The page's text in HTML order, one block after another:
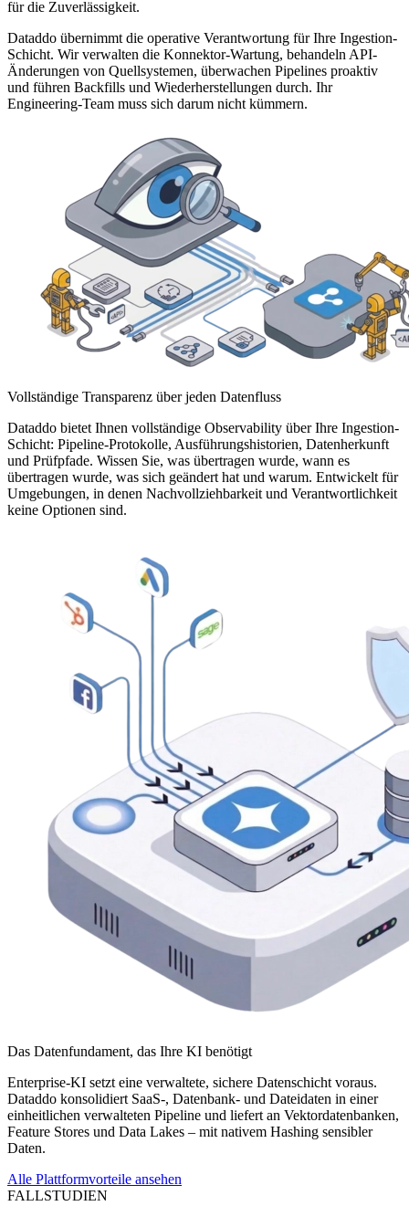
für die Zuverlässigkeit.
Dataddo übernimmt die operative Verantwortung für Ihre Ingestion-
Schicht. Wir verwalten die Konnektor-Wartung, behandeln API-
Änderungen von Quellsystemen, überwachen Pipelines proaktiv
und führen Backfills und Wiederherstellungen durch. Ihr
Engineering-Team muss sich darum nicht kümmern.
Vollständige Transparenz über jeden Datenfluss
Dataddo bietet Ihnen vollständige Observability über Ihre Ingestion-
Schicht: Pipeline-Protokolle, Ausführungshistorien, Datenherkunft
und Prüfpfade. Wissen Sie, was übertragen wurde, wann es
übertragen wurde, was sich geändert hat und warum. Entwickelt für
Umgebungen, in denen Nachvollziehbarkeit und Verantwortlichkeit
keine Optionen sind.
Das Datenfundament, das Ihre KI benötigt
Enterprise-KI setzt eine verwaltete, sichere Datenschicht voraus.
Dataddo konsolidiert SaaS-, Datenbank- und Dateidaten in einer
einheitlichen verwalteten Pipeline und liefert an Vektordatenbanken,
Feature Stores und Data Lakes – mit nativem Hashing sensibler
Daten.
Alle Plattformvorteile ansehen
FALLSTUDIEN